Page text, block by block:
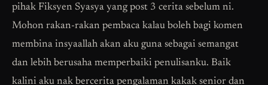
pihak Fiksyen Syasya yang post 3 cerita sebelum ni.
Mohon rakan-rakan pembaca kalau boleh bagi komen
membina insyaallah akan aku guna sebagai semangat
dan lebih berusaha memperbaiki penulisanku. Baik
kalini aku nak bercerita pengalaman kakak senior dan